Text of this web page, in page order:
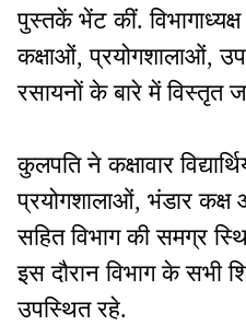
पुस्तकें भेंट कीं.
कक्षाओं, प्रयोगशालाओं,
रसायनों के बारे में विस्तृत
कुलपति ने कक्षावार
प्रयोगशालाओं, भंडार कक्ष
सहित विभाग की समग्र
इस दौरान विभाग के सभी
उपस्थित रहे.